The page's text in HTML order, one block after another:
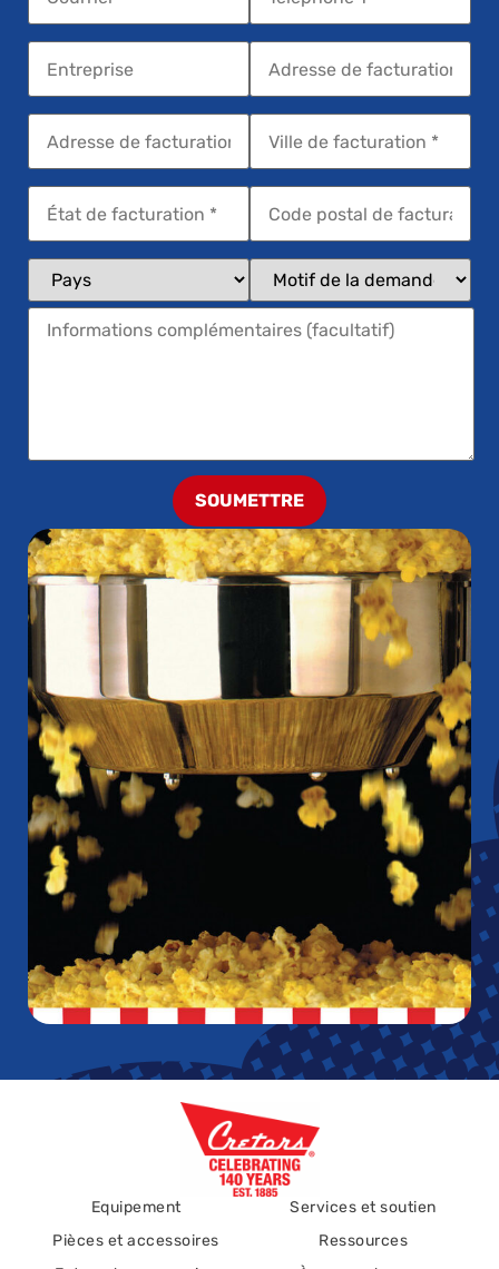
SOUMETTRE
Equipement
Pièces et accessoires
Services et soutien
Ressources